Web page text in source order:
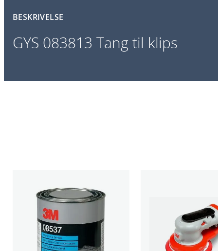
BESKRIVELSE
GYS 083813 Tang til klips